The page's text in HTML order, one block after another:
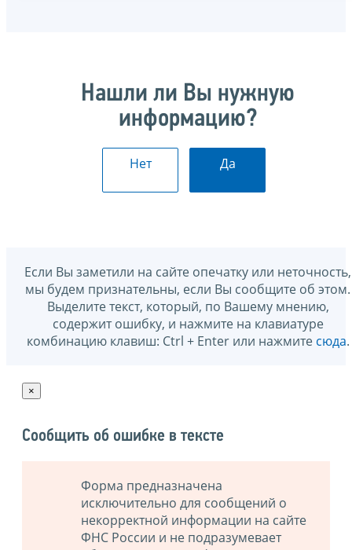
Нашли ли Вы нужную
информацию?
Нет Да
Если Вы заметили на сайте опечатку или неточность,
мы будем признательны, если Вы сообщите об этом.
Выделите текст, который, по Вашему мнению,
содержит ошибку, и нажмите на клавиатуре
комбинацию клавиш: Ctrl + Enter или нажмите сюда.
×
Сообщить об ошибке в тексте
Форма предназначена
исключительно для сообщений о
некорректной информации на сайте
ФНС России и не подразумевает